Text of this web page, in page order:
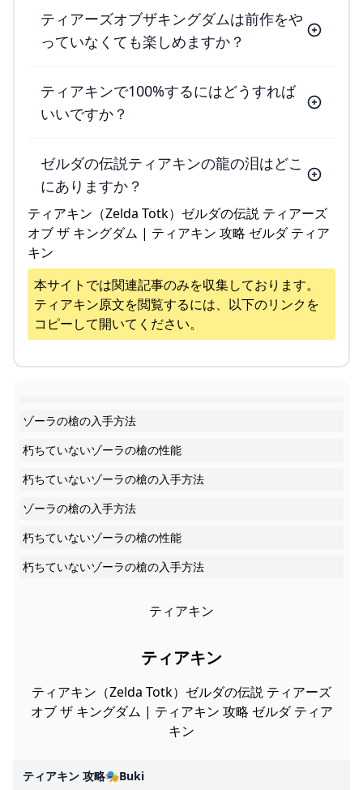
ティアーズオブザキングダムは前作をや
っていなくても楽しめますか？
ティアキンで100%するにはどうすれば
いいですか？
ゼルダの伝説ティアキンの龍の泪はどこ
にありますか？
ティアキン（Zelda Totk）ゼルダの伝説 ティアーズ
オブ ザ キングダム | ティアキン 攻略 ゼルダ ティア
キン
本サイトでは関連記事のみを収集しております。
ティアキン原文を閲覧するには、以下のリンクを
コピーして開いてください。
ゾーラの槍の入手方法
朽ちていないゾーラの槍の性能
朽ちていないゾーラの槍の入手方法
ゾーラの槍の入手方法
朽ちていないゾーラの槍の性能
朽ちていないゾーラの槍の入手方法
ティアキン
ティアキン
ティアキン（Zelda Totk）ゼルダの伝説 ティアーズ
オブ ザ キングダム | ティアキン 攻略 ゼルダ ティア
キン
ティアキン 攻略🎭buki